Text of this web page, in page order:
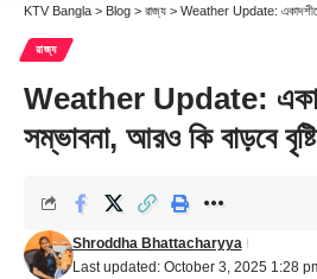
KTV Bangla > Blog > রাজ্য > Weather Update: একাদশীতে
রাজ্য
Weather Update:
সম্ভাবনা, আরও কি বাড়বে
Last updated: October 3, 2025 1:28
Shroddha Bhattacharyya